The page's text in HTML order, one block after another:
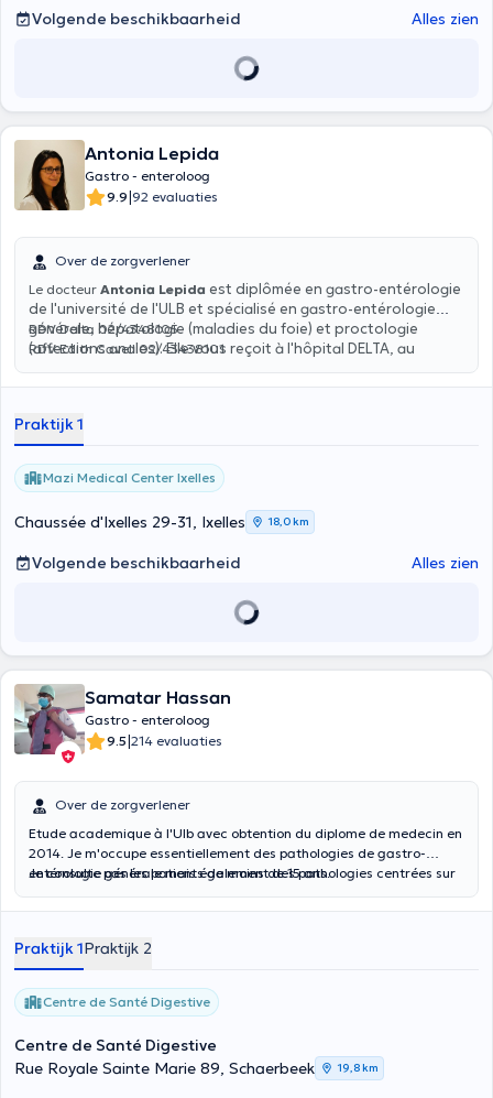
hem vinden in het Centre Médical de la Bascule in Ukkel en in de
Polyclinique Parnasse in Elsene.
Volgende beschikbaarheid Alles zien
Antonia Lepida
Gastro - enteroloog
9.9|92 evaluaties
Over de zorgverlener
Le docteur Antonia Lepida est diplômée en gastro-entérologie
de l'université de l'ULB et spécialisé en gastro-entérologie
générale, hépatologie (maladies du foie) et proctologie
(affections anales). Elle vous reçoit à l'hôpital DELTA, au
Center pour toute consultation. Elle effectue des
générale à l'hôpital Delta et au Centre Médical Edith Cavell.
RDV Delta 02/4348105
RDV Edith Cavell 02/43438101
Praktijk 1
Mazi Medical Center Ixelles
Chaussée d'Ixelles 29-31, Ixelles 18,0 km
Volgende beschikbaarheid Alles zien
Samatar Hassan
Gastro - enteroloog
9.5|214 evaluaties
Over de zorgverlener
Etude academique à l'Ulb avec obtention du diplome de medecin en
2014. Je m'occupe essentiellement des pathologies de gastro-
entérologie générale mais également des pathologies centrées sur
endoscopique ( Gastroscopies, colonoscopies, proctologie) mais
Je consulte pas les patients de moins de 15 ans.
Praktijk 1Praktijk 2
Centre de Santé Digestive
Centre de Santé Digestive
Rue Royale Sainte Marie 89, Schaerbeek
19,8 km